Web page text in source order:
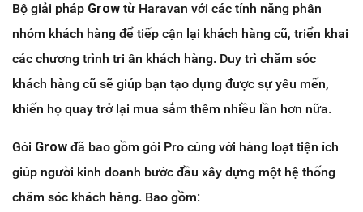
Bộ giải pháp Grow từ Haravan với các tính năng phân
nhóm khách hàng để tiếp cận lại khách hàng cũ, triển khai
các chương trình tri ân khách hàng. Duy trì chăm sóc
khách hàng cũ sẽ giúp bạn tạo dựng được sự yêu mến,
khiến họ quay trở lại mua sắm thêm nhiều lần hơn nữa.
Gói Grow đã bao gồm gói Pro cùng với hàng loạt tiện ích
giúp người kinh doanh bước đầu xây dựng một hệ thống
chăm sóc khách hàng. Bao gồm: